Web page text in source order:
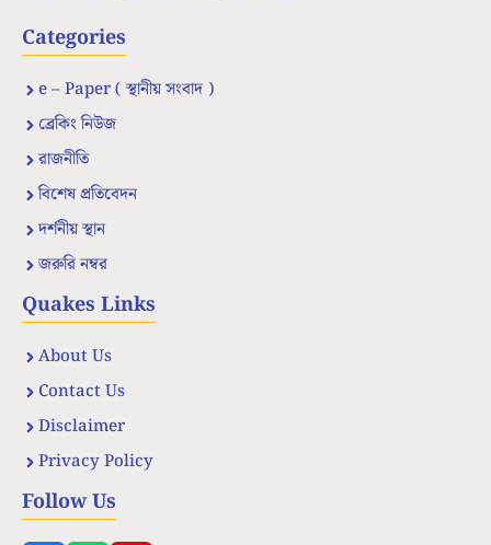
Categories
e – Paper ( স্থানীয় সংবাদ )
ব্রেকিং নিউজ
রাজনীতি
বিশেষ প্রতিবেদন
দর্শনীয় স্থান
জরুরি নম্বর
Quakes Links
About Us
Contact Us
Disclaimer
Privacy Policy
Follow Us